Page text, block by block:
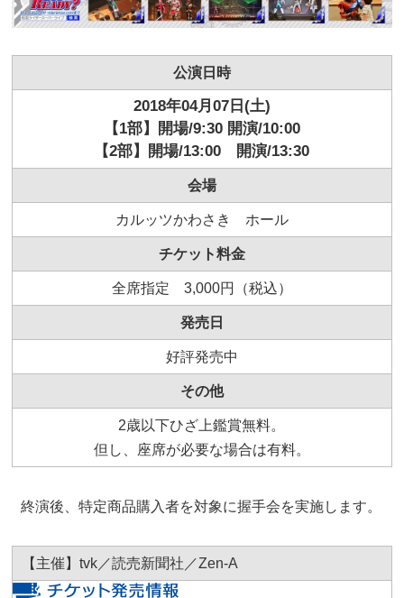
公演日時
2018年04月07日(土)
【1部】開場/9:30 開演/10:00
【2部】開場/13:00 開演/13:30
会場
カルッツかわさき ホール
チケット料金
全席指定 3,000円（税込）
発売日
好評発売中
その他
2歳以下ひざ上鑑賞無料。
但し、座席が必要な場合は有料。
終演後、特定商品購入者を対象に握手会を実施します。
【主催】tvk／読売新聞社／Zen-A